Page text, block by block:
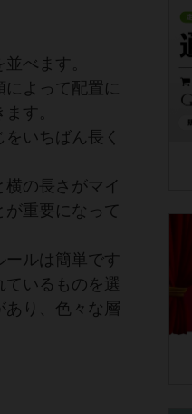
べます。
よって配置に
す。
いちばん長く
の長さがマイ
重要になって
ルは簡単です
いるものを選
あり、色々な層